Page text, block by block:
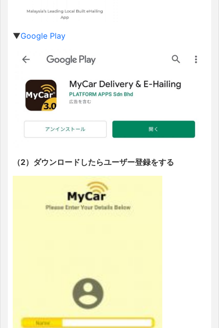
▼Google Play
（2）ダウンロードしたらユーザー登録をする